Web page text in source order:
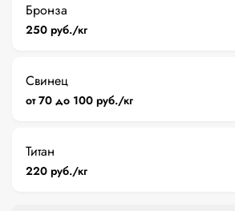
Бронза
250 руб./кг
Свинец
от 70 до 100 руб./кг
Титан
220 руб./кг